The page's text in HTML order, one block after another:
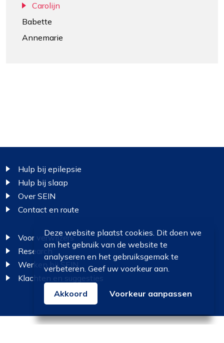
Deze website plaatst cookies. Dit doen we
om het gebruik van de website te
analyseren en het gebruiksgemak te
verbeteren. Geef uw voorkeur aan.
Akkoord Voorkeur aanpassen
Carolijn
Babette
Annemarie
Hulp bij epilepsie
Hulp bij slaap
Over SEIN
Contact en route
Voor verwijzers
Research
Werken bij SEIN
Klachten en suggesties